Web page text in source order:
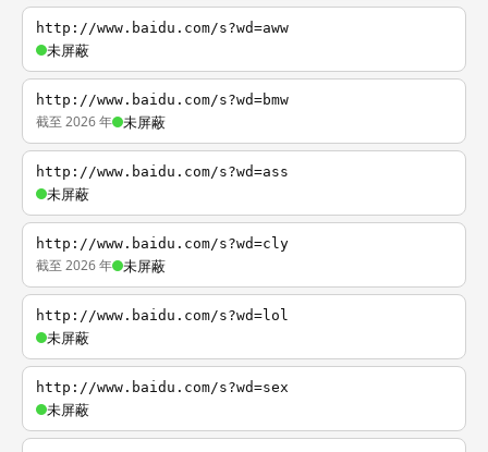
http://www.baidu.com/s?wd=aww
未屏蔽
http://www.baidu.com/s?wd=bmw
截至 2026 年 未屏蔽
http://www.baidu.com/s?wd=ass
未屏蔽
http://www.baidu.com/s?wd=cly
截至 2026 年 未屏蔽
http://www.baidu.com/s?wd=lol
未屏蔽
http://www.baidu.com/s?wd=sex
未屏蔽